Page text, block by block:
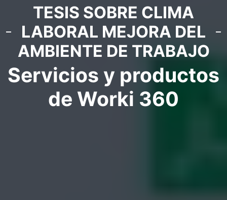
TESIS SOBRE CLIMA
LABORAL MEJORA DEL
AMBIENTE DE TRABAJO
Servicios y productos
de Worki 360